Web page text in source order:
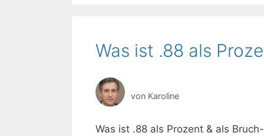
Was ist .88 als
von Karoline
Was ist .88 als Prozent & als